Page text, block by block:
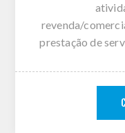
revenda/
prestação de